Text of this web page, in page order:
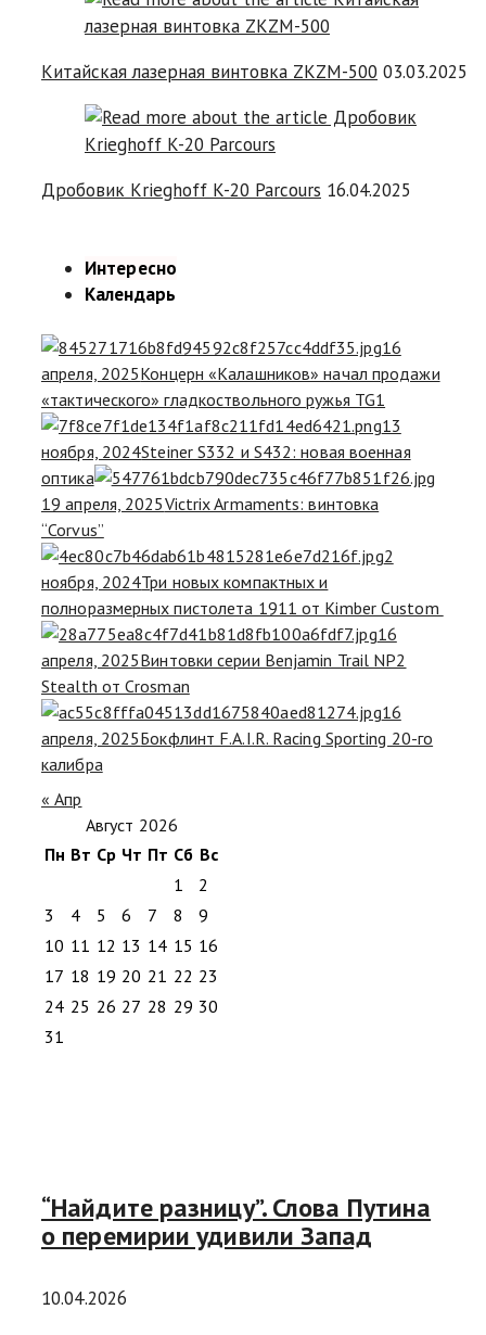
Китайская лазерная винтовка ZKZM-500 03.03.2025
Дробовик Krieghoff K-20 Parcours 16.04.2025
Интересно
Календарь
16
апреля, 2025Концерн «Калашников» начал продажи
«тактического» гладкоствольного ружья TG1
13
ноября, 2024Steiner S332 и S432: новая военная
оптика
19 апреля, 2025Victrix Armaments: винтовка
“Corvus”
2
ноября, 2024Три новых компактных и
полноразмерных пистолета 1911 от Kimber Custom
16
апреля, 2025Винтовки серии Benjamin Trail NP2
Stealth от Crosman
16
апреля, 2025Бокфлинт F.A.I.R. Racing Sporting 20-го
калибра
« Апр
Август 2026
Пн Вт Ср Чт Пт Сб Вс
1
2
3
4 5 6 7 8
9
10 11 12 13 14 15 16
17 18 19 20 21 22 23
24 25 26 27 28 29 30
31
“Найдите разницу”. Слова Путина
о перемирии удивили Запад
10.04.2026